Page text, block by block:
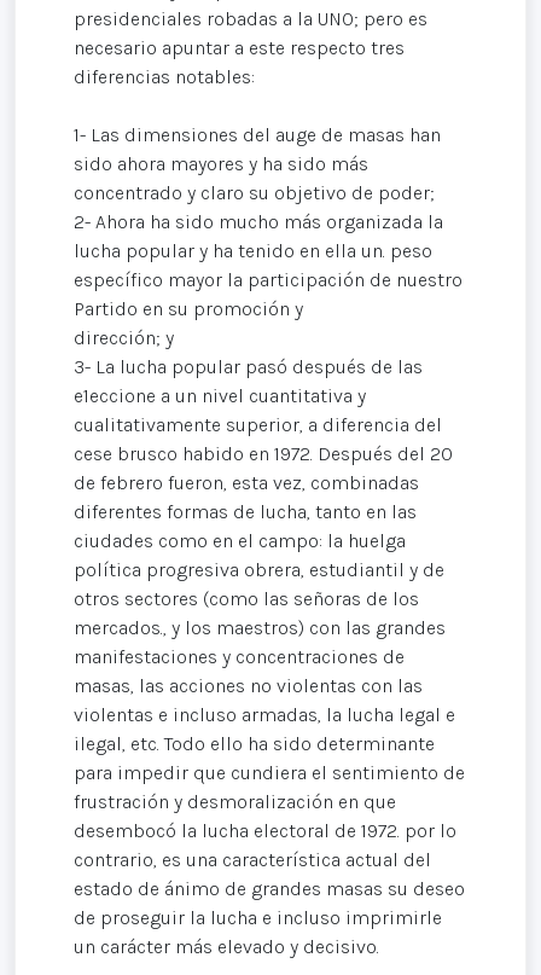
presidenciales robadas a la UNO; pero es
necesario apuntar a este respecto tres
diferencias notables:
1- Las dimensiones del auge de masas han
sido ahora mayores y ha sido más
concentrado y claro su objetivo de poder;
2- Ahora ha sido mucho más organizada la
lucha popular y ha tenido en ella un. peso
específico mayor la participación de nuestro
Partido en su promoción y
dirección; y
3- La lucha popular pasó después de las
e1eccione a un nivel cuantitativa y
cualitativamente superior, a diferencia del
cese brusco habido en 1972. Después del 20
de febrero fueron, esta vez, combinadas
diferentes formas de lucha, tanto en las
ciudades como en el campo: la huelga
política progresiva obrera, estudiantil y de
otros sectores (como las señoras de los
mercados., y los maestros) con las grandes
manifestaciones y concentraciones de
masas, las acciones no violentas con las
violentas e incluso armadas, la lucha legal e
ilegal, etc. Todo ello ha sido determinante
para impedir que cundiera el sentimiento de
frustración y desmoralización en que
desembocó la lucha electoral de 1972. por lo
contrario, es una característica actual del
estado de ánimo de grandes masas su deseo
de proseguir la lucha e incluso imprimirle
un carácter más elevado y decisivo.